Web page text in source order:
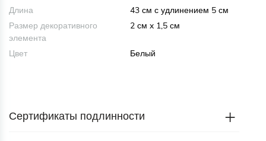
Длина
43 см с удлинением 5 см
Размер декоративного
элемента
2 см x 1,5 см
Цвет Белый
Сертификаты подлинности